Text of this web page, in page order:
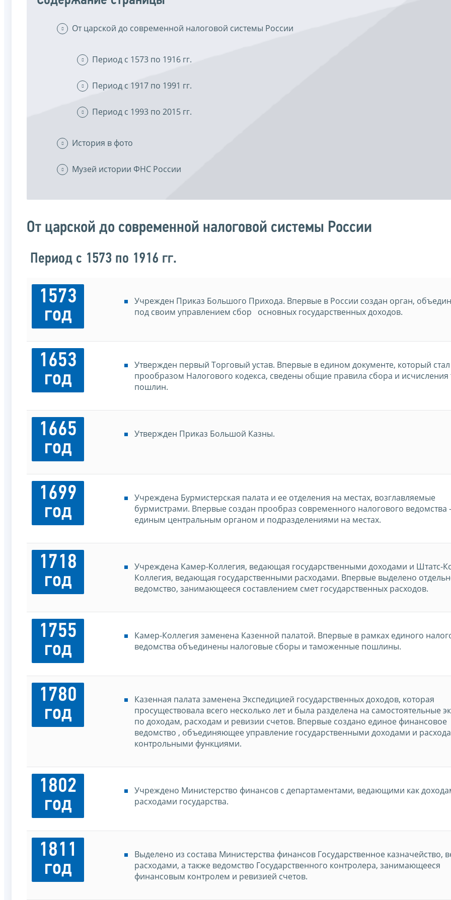
От царской до современной налоговой системы России
Период с 1573 по 1916 гг.
Период с 1917 по 1991 гг.
Период с 1993 по 2015 гг.
История в фото
Музей истории ФНС России
От царской до современной налоговой системы России
Период с 1573 по 1916 гг.
1573
год
Учрежден Приказ Большого Прихода. Впервые в России создан орган,
под своим управлением сбор основных государственных доходов.
1653
год
Утвержден первый Торговый устав. Впервые в едином документе, который стал
прообразом Налогового кодекса, сведены общие правила сбора и исчисления
пошлин.
1665
год
Утвержден Приказ Большой Казны.
1699
год
Учреждена Бурмистерская палата и ее отделения на местах, возглавляемые
бурмистрами. Впервые создан прообраз современного налогового ведомства
единым центральным органом и подразделениями на местах.
1718
год
Учреждена Камер-Коллегия, ведающая государственными доходами и Штатс-
Коллегия, ведающая государственными расходами. Впервые выделено
ведомство, занимающееся составлением смет государственных расходов.
1755
год
Камер-Коллегия заменена Казенной палатой. Впервые в рамках единого
ведомства объединены налоговые сборы и таможенные пошлины.
1780
год
Казенная палата заменена Экспедицией государственных доходов, которая
просуществовала всего несколько лет и была разделена на самостоятельные
по доходам, расходам и ревизии счетов. Впервые создано единое финансовое
ведомство , объединяющее управление государственными доходами и
контрольными функциями.
1802
год
Учреждено Министерство финансов с департаментами, ведающими как
расходами государства.
1811
год
Выделено из состава Министерства финансов Государственное казначейство,
расходами, а также ведомство Государственного контролера, занимающееся
финансовым контролем и ревизией счетов.